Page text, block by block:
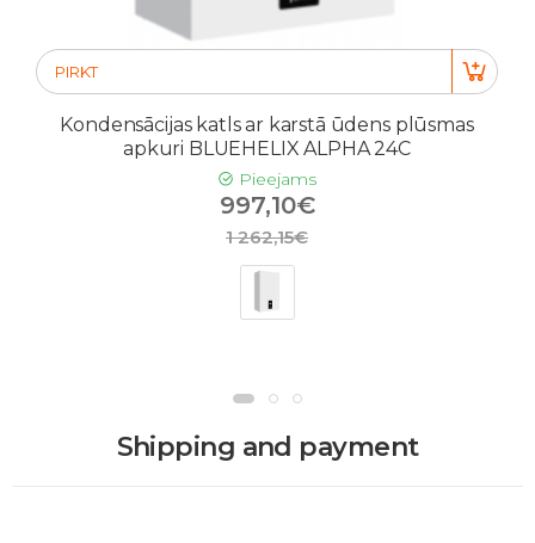
PIRKT
Kondensācijas katls ar karstā ūdens plūsmas
apkuri BLUEHELIX ALPHA 24C
Pieejams
997,10€
1 262,15€
Shipping and payment